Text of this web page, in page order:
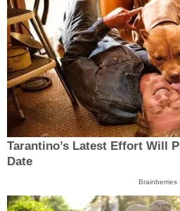
Tarantino’s Latest Effort Will
Date
Brainberries